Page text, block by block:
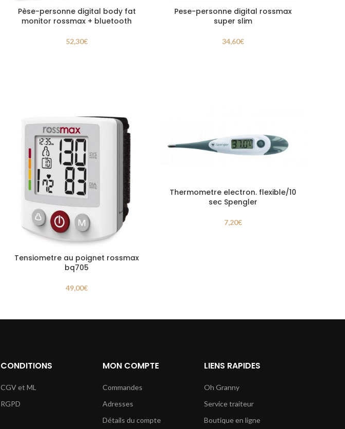
Pèse-personne digital body fat
monitor rossmax + bluetooth
52,30€
Pese-personne digital rossmax
super slim
34,60€
Tensiometre au poignet rossmax
bq705
49,00€
Thermometre electron. flexible/10
sec Spengler
7,20€
CONDITIONS
CGV et ML
RGPD
MON COMPTE
Commandes
Adresses
Détails du compte
LIENS RAPIDES
Oh Granny
Service traiteur
Boutique en ligne